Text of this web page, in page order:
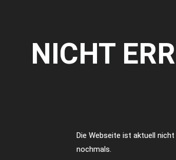
NICHT
Die Webseite ist aktuell
nochmals.